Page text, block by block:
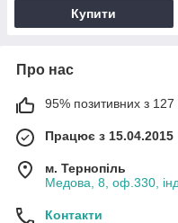
Купити
Про нас
95% позитивних з 127
Працює з 15.04.2015
м. Тернопіль
Медова, 8, оф.330,
Контакти